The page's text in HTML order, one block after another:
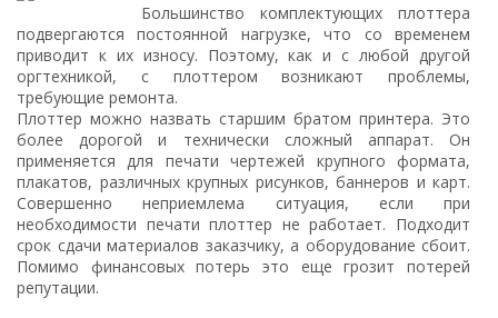
Большинство комплектующих плоттера
подвергаются постоянной нагрузке, что со временем
приводит к их износу. Поэтому, как и с любой другой
оргтехникой, с плоттером возникают проблемы,
требующие ремонта.
Плоттер можно назвать старшим братом принтера. Это
более дорогой и технически сложный аппарат. Он
применяется для печати чертежей крупного формата,
плакатов, различных крупных рисунков, баннеров и карт.
Совершенно неприемлема ситуация, если при
необходимости печати плоттер не работает. Подходит
срок сдачи материалов заказчику, а оборудование сбоит.
Помимо финансовых потерь это еще грозит потерей
репутации.